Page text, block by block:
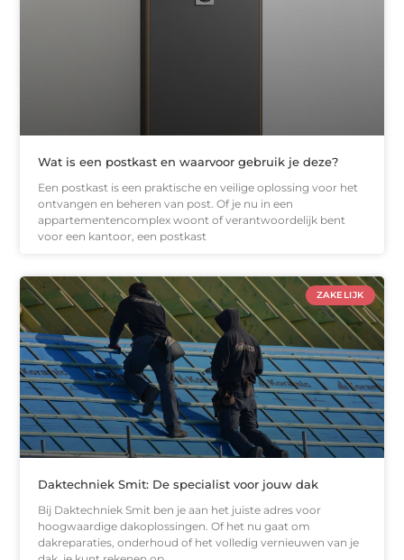
Wat is een postkast en waarvoor gebruik je deze?
Een postkast is een praktische en veilige oplossing voor het
ontvangen en beheren van post. Of je nu in een
appartementencomplex woont of verantwoordelijk bent
voor een kantoor, een postkast
ZAKELIJK
Daktechniek Smit: De specialist voor jouw dak
Bij Daktechniek Smit ben je aan het juiste adres voor
hoogwaardige dakoplossingen. Of het nu gaat om
dakreparaties, onderhoud of het volledig vernieuwen van je